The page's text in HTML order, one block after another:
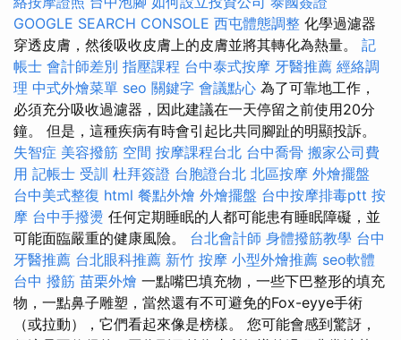
GOOGLE SEARCH CONSOLE 西屯體態調整 化學過濾器
穿透皮膚，然後吸收皮膚上的皮膚並將其轉化為熱量。 記
帳士 會計師差別 指壓課程 台中泰式按摩 牙醫推薦 經絡調
理 中式外燴菜單 seo 關鍵字 會議點心 為了可靠地工作，
必須充分吸收過濾器，因此建議在一天停留之前使用20分
鐘。 但是，這種疾病有時會引起比共同腳趾的明顯投訴。
失智症 美容撥筋 空間 按摩課程台北 台中喬骨 搬家公司費
用 記帳士 受訓 杜拜簽證 台胞證台北 北區按摩 外燴擺盤
台中美式整復 html 餐點外燴 外燴擺盤 台中按摩排毒ptt 按
摩 台中手撥燙 任何定期睡眠的人都可能患有睡眠障礙，並
可能面臨嚴重的健康風險。 台北會計師 身體撥筋教學 台中
牙醫推薦 台北眼科推薦 新竹 按摩 小型外燴推薦 seo軟體
台中 撥筋 苗栗外燴 一點嘴巴填充物，一些下巴整形的填充
物，一點鼻子雕塑，當然還有不可避免的Fox-eyye手術
（或拉動），它們看起來像是榜樣。 您可能會感到驚訝，